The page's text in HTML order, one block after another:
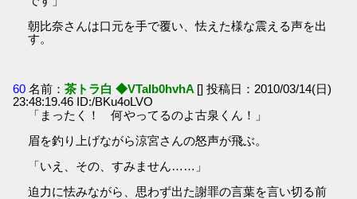
朝比奈さんは口元を手で覆い、怯えた様な震える声を出
す。
60 名前：茶トラ白 ◆VTaIb0hvhA [] 投稿日：2010/03/14(日)
23:48:19.46 ID:/BKu4oLVO
「まったく！ 何やってるのよ古泉くん！」
眉を釣り上げながら涼宮さんの怒声が飛ぶ。
「いえ、その、すみません……」
迫力に怯みながら、思わず出た謝罪の言葉を言い切る前